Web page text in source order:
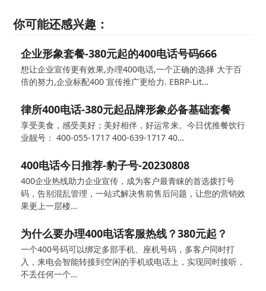
你可能还感兴趣：
企业形象套餐-380元起的400电话号码666
想让企业宣传更有效果,办理400电话,一个正确的选择 大于百
倍的努力,企业标配400 宣传推广更给力. EBRP-Lit…
律所400电话-380元起品牌形象必备基础套餐
享受美食，感受美好；美好相伴，好运常来。今日优推餐饮行
业靓号： 400-055-1717 400-639-1717 40…
400电话今日推荐-豹子号-20230808
400企业热线助力企业宣传，成为客户最青睐的首选拨打号
码，告别混乱管理，一站式解决售前售后问题，让您的营销效
果更上一层楼…
为什么要办理400电话客服热线？380元起？
一个400号码可以绑定多部手机、座机号码，多客户同时打
入，来电会智能转接到空闲的手机或电话上，实现同时接听，
不丢任何一个…